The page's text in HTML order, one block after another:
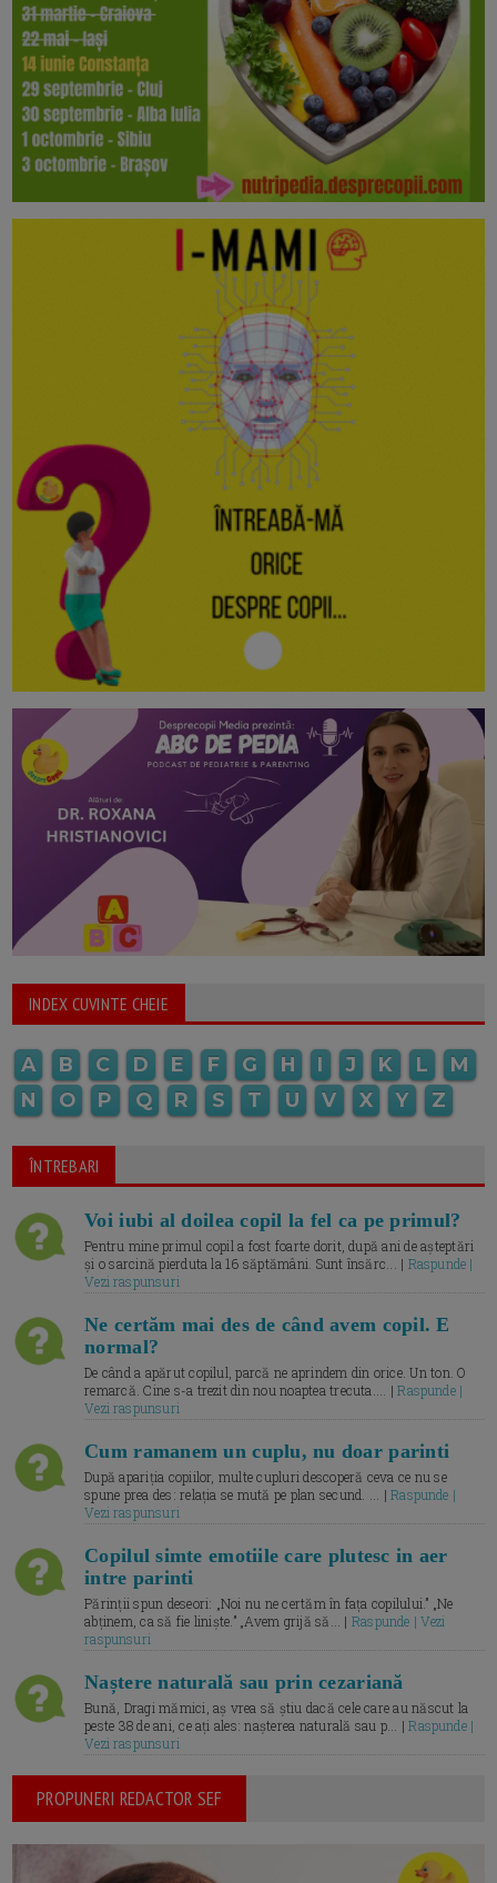
INDEX CUVINTE CHEIE
A B C D E F G H I J K L
M
N
O P Q R S T U V X Y Z
ÎNTREBARI
Voi iubi al doilea copil la fel ca pe primul?
Pentru mine primul copil a fost foarte dorit, după ani de așteptări
și o sarcină pierduta la 16 săptămâni. Sunt însărc... | Raspunde |
Vezi raspunsuri
Ne certăm mai des de când avem copil. E
normal?
De când a apărut copilul, parcă ne aprindem din orice. Un ton. O
remarcă. Cine s-a trezit din nou noaptea trecuta.... |Raspunde |
Vezi raspunsuri
Cum ramanem un cuplu, nu doar parinti
După apariția copiilor, multe cupluri descoperă ceva ce nu se
spune prea des: relația se mută pe plan secund. ... |Raspunde |
Vezi raspunsuri
Copilul simte emotiile care plutesc in aer
intre parinti
Părinții spun deseori: „Noi nu ne certăm în fața copilului.” „Ne
abținem, ca să fie liniște.” „Avem grijă să... | Raspunde | Vezi
raspunsuri
Naștere naturală sau prin cezariană
Bună, Dragi mămici, aș vrea să știu dacă cele care au născut la
peste 38 de ani, ce ați ales: nașterea naturală sau p... |Raspunde |
Vezi raspunsuri
PROPUNERI REDACTOR SEF